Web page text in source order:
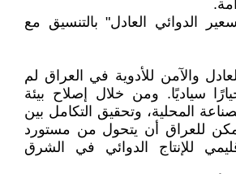
الدوائي العادل" بالتنسيق مع
والآمن للأدوية في العراق لم
سياديًا. ومن خلال إصلاح بيئة
المحلية، وتحقيق التكامل بين
يمكن للعراق أن يتحول من مستورد
للإنتاج الدوائي في الشرق